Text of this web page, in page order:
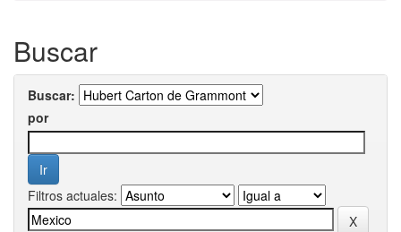
Buscar
Buscar:
por
Filtros actuales: